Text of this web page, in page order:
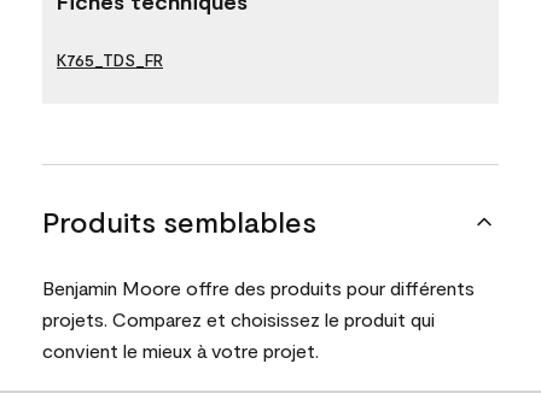
K765_TDS_FR
Produits semblables
Benjamin Moore offre des produits pour différents
projets. Comparez et choisissez le produit qui
convient le mieux à votre projet.